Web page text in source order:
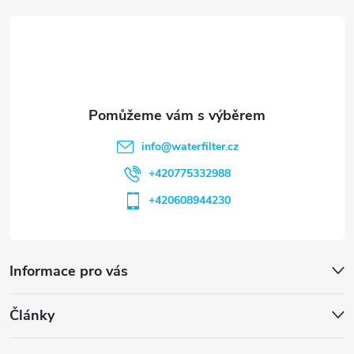
Informace pro vás
Články
info@waterfilter.cz
+420775332988
+420608944230